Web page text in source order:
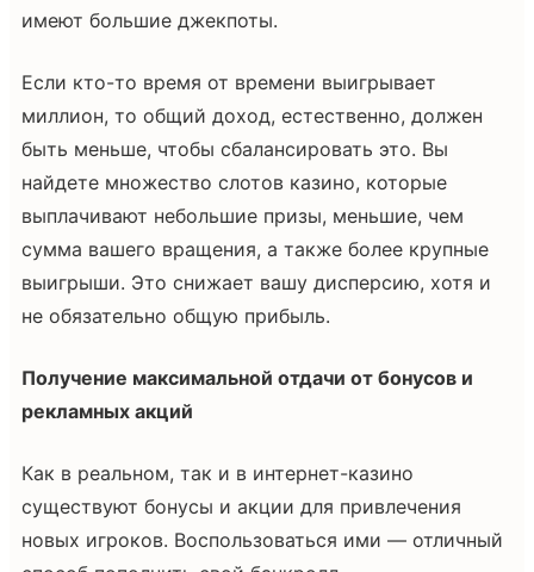
имеют большие джекпоты.
Если кто-то время от времени выигрывает
миллион, то общий доход, естественно, должен
быть меньше, чтобы сбалансировать это. Вы
найдете множество слотов казино, которые
выплачивают небольшие призы, меньшие, чем
сумма вашего вращения, а также более крупные
выигрыши. Это снижает вашу дисперсию, хотя и
не обязательно общую прибыль.
Получение максимальной отдачи от бонусов и
рекламных акций
Как в реальном, так и в интернет-казино
существуют бонусы и акции для привлечения
новых игроков. Воспользоваться ими — отличный